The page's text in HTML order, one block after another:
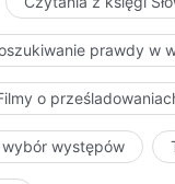
prawdy w
o
wybór występów